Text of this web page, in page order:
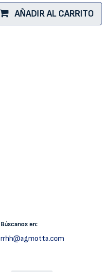
AÑADIR AL CARRITO
Búscanos en:
rrhh@agmotta.com